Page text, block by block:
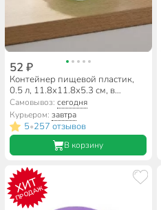
52 ₽
Контейнер пищевой пластик,
0.5 л, 11.8х11.8х5.3 см, в
ассортименте, квадратный,
Стандарт Пластик Групп
Самовывоз:сегодня
Курьером:завтра
5•257 отзывов
В корзину
ХИТ
ПРОДАЖ